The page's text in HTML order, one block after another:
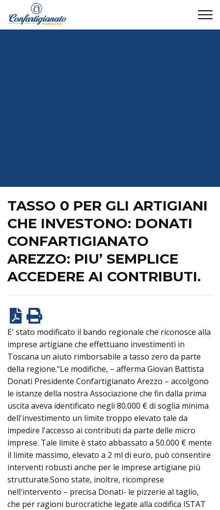
TASSO 0 PER GLI ARTIGIANI
CHE INVESTONO: DONATI
CONFARTIGIANATO
AREZZO: PIU’ SEMPLICE
ACCEDERE AI CONTRIBUTI.
E' stato modificato il bando regionale che riconosce alla
imprese artigiane che effettuano investimenti in
Toscana un aiuto rimborsabile a tasso zero da parte
della regione.“Le modifiche, – afferma Giovan Battista
Donati Presidente Confartigianato Arezzo – accolgono
le istanze della nostra Associazione che fin dalla prima
uscita aveva identificato negli 80.000 € di soglia minima
dell'investimento un limite troppo elevato tale da
impedire l'accesso ai contributi da parte delle micro
imprese. Tale limite è stato abbassato a 50.000 € mente
il limite massimo, elevato a 2 ml di euro, può consentire
interventi robusti anche per le imprese artigiane più
strutturate.Sono state, inoltre, ricomprese
nell'intervento – precisa Donati- le pizzerie al taglio,
che per ragioni burocratiche legate alla codifica ISTAT